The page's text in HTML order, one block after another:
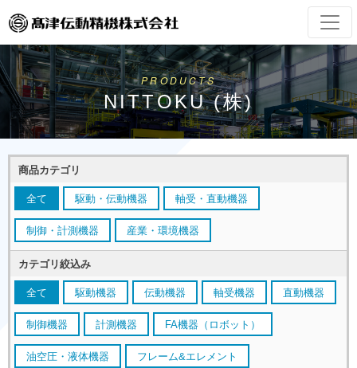
PRODUCTS
NITTOKU (株)
商品カテゴリ
全て 駆動・伝動機器 軸受・直動機器
制御・計測機器 産業・環境機器
カテゴリ絞込み
全て 駆動機器 伝動機器 軸受機器 直動機器
制御機器 計測機器 FA機器（ロボット）
油空圧・液体機器 フレーム&エレメント